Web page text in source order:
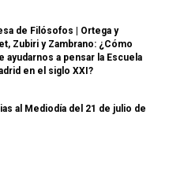
de Filósofos | Ortega y
Zubiri y Zambrano: ¿Cómo
ayudarnos a pensar la Escuela
en el siglo XXI?
al Mediodía del 21 de julio de